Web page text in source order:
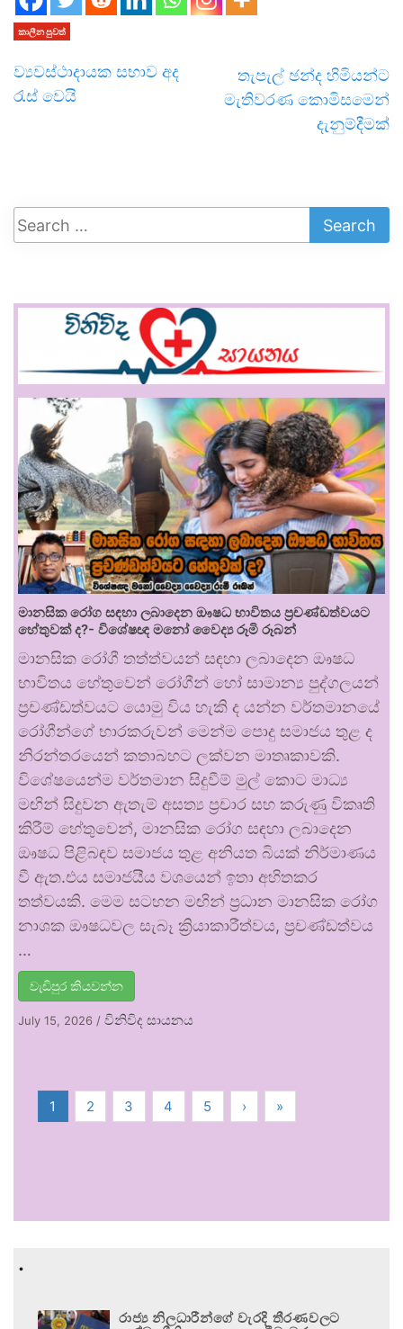
කාලීන පුවත්
ව්‍යවස්ථාදායක සභාව අද
රැස් වෙයි
තැපැල් ඡන්ද හිමියන්ට
මැතිවරණ කොමිසමෙන්
දැනුම්දීමක්
මානසික රෝග සඳහා ලබාදෙන ඖෂධ භාවිතය ප්‍රචණ්ඩත්වයට
හේතුවක් ද?- විශේෂඥ මනෝ වෛද්‍ය රූමි රූබන්
මානසික රෝගී තත්ත්වයන් සඳහා ලබාදෙන ඖෂධ
භාවිතය හේතුවෙන් රෝගීන් හෝ සාමාන්‍ය පුද්ගලයන්
ප්‍රචණ්ඩත්වයට යොමු විය හැකි ද යන්න වර්තමානයේ
රෝගීන්ගේ භාරකරුවන් මෙන්ම පොදු සමාජය තුළ ද
නිරන්තරයෙන් කතාබහට ලක්වන මාතෘකාවකි.
විශේෂයෙන්ම වර්තමාන සිදුවීම් මුල් කොට මාධ්‍ය
මඟින් සිදුවන ඇතැම් අසත්‍ය ප්‍රචාර සහ කරුණු විකෘති
කිරීම් හේතුවෙන්, මානසික රෝග සඳහා ලබාදෙන
ඖෂධ පිළිබඳව සමාජය තුළ අනියත බියක් නිර්මාණය
වී ඇත.එය සමාජයීය වශයෙන් ඉතා අහිතකර
තත්වයකි. මෙම සටහන මඟින් ප්‍රධාන මානසික රෝග
නාශක ඖෂධවල සැබෑ ක්‍රියාකාරීත්වය, ප්‍රචණ්ඩත්වය
…
වැඩිපුර කියවන්න
July 15, 2026 / විනිවිද සායනය
1 2 3 4 5 › »
.
රාජ්‍ය නිලධාරීන්ගේ වැරදි තීරණවලට